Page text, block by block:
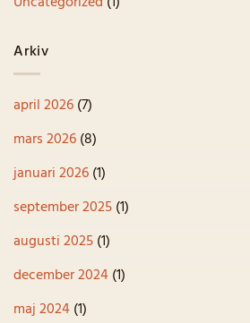
Arkiv
april 2026(7)
mars 2026(8)
januari 2026(1)
september 2025(1)
augusti 2025(1)
december 2024(1)
maj 2024(1)